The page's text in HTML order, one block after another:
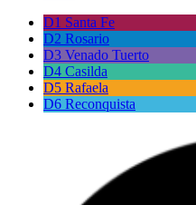
D1 Santa Fe
D2 Rosario
D3 Venado Tuerto
D4 Casilda
D5 Rafaela
D6 Reconquista